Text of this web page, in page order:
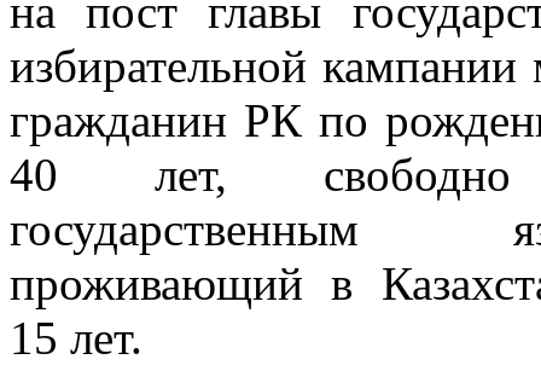
на пост главы
избирательной
гражданин РК по
40 лет, свободно
проживающий в
15 лет.